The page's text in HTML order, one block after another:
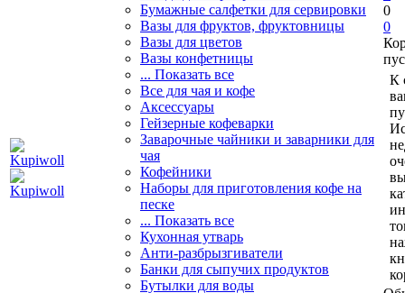
Бумажные салфетки для сервировки
Вазы для фруктов, фруктовницы
Вазы для цветов
Вазы конфетницы
... Показать все
Все для чая и кофе
Аксессуары
Гейзерные кофеварки
Заварочные чайники и заварники для
чая
Кофейники
Наборы для приготовления кофе на
песке
... Показать все
Кухонная утварь
Анти-разбрызгиватели
Банки для сыпучих продуктов
Бутылки для воды
0
0
К